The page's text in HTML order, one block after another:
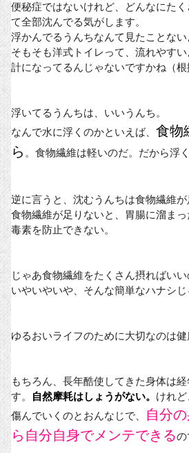
便秘症ではないけれど、どんなにた
て全部沈んでる気がします。
浮かんでるうんちなんて見たことない
そもそも洋式トイレって、流れやす
計になってるんじゃないですかね（根
浮いてるうんちは、いいうんち。
なんで水に浮くのかといえば、 食物
ら 。食物繊維は軽いのだ。だから浮く
逆に言うと、沈むうんちは食物繊維が
食物繊維が足りないと、胃腸に溜ま
毒素を防止できない。
じゃあ食物繊維をたくさん摂ればいい
いやいやいや、そんな簡単なハナシじ
ゆるおいライフのために大切なのは健
もちろん、長年酷使してきた身体は
す。
自然摩耗はしょうがない。 けれ
傷んでいくのとおんなじで、
自分
ら自分自身でメンテできるの